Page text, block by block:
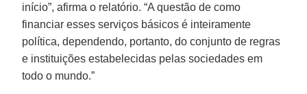
início”, afirma o relatório. “A questão de como
financiar esses serviços básicos é inteiramente
política, dependendo, portanto, do conjunto de regras
e instituições estabelecidas pelas sociedades em
todo o mundo.”